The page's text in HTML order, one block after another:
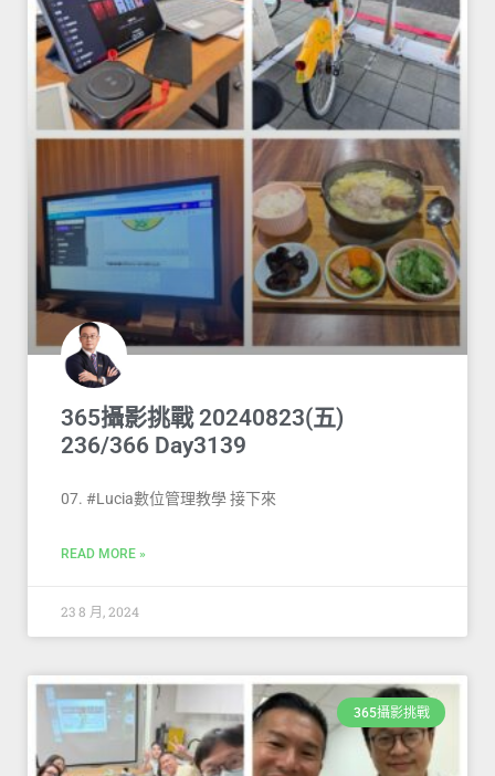
365攝影挑戰 20240823(五)
236/366 Day3139
07. #Lucia數位管理教學 接下來
READ MORE »
23 8 月, 2024
365攝影挑戰